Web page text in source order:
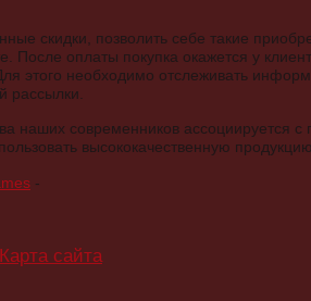
скидки, позволить себе такие
оплаты покупка окажется у
этого необходимо отслеживать
рассылки.
наших современников ассоциируется с
высококачественную
-
Карта сайта